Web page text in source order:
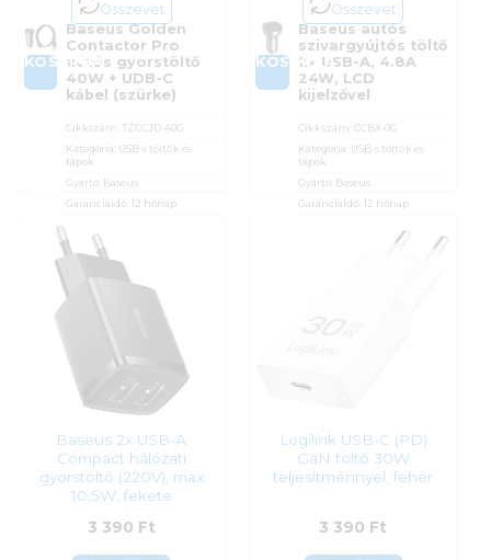
Összevet
KOSÁRBA
Baseus Golden
Contactor Pro
autós gyorstöltő
40W + UDB-C
kábel (szürke)
Cikkszám:TZCCJD-A0G
Kategória: USB-s töltők és
tápok
Gyártó: Baseus
Garanciaidő:12 hónap
Azonosító:
3 290
Összevet
KOSÁRBA
Baseus autós
szivargyújtós töltő
2x USB-A, 4.8A
24W, LCD
kijelzővel
Cikkszám: CCBX-0G
Kategória: USB-s töltők és
tápok
Gyártó: Baseus
Garanciaidő: 12 hónap
Baseus 2x USB-A
Compact hálózati
gyorstöltő (220V), max
10,5W, fekete
3 390 Ft
Logilink USB-C (PD)
GaN töltő 30W
teljesítménnyel, fehér
3 390 Ft